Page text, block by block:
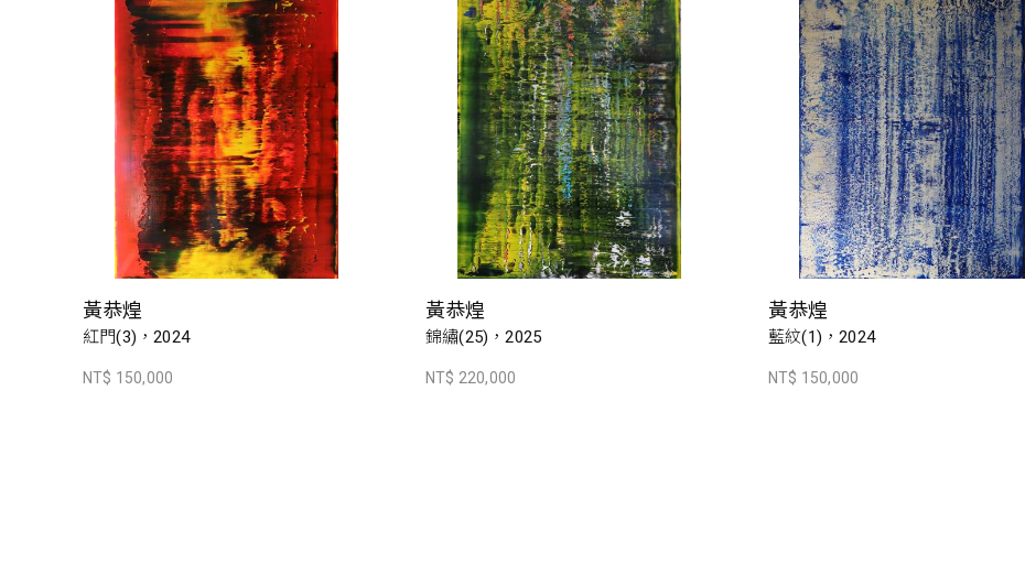
黃恭煌
紅門(3)，2024
NT$ 150,000
黃恭煌
錦繡(25)，2025
NT$ 220,000
黃恭煌
藍紋(1)，2024
NT$ 150,000